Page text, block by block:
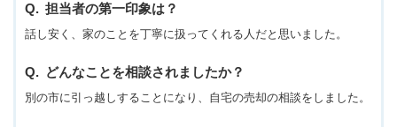
担当者の第一印象は？
話し安く、家のことを丁寧に扱ってくれる人だと思いました。
どんなことを相談されましたか？
別の市に引っ越しすることになり、自宅の売却の相談をしました。